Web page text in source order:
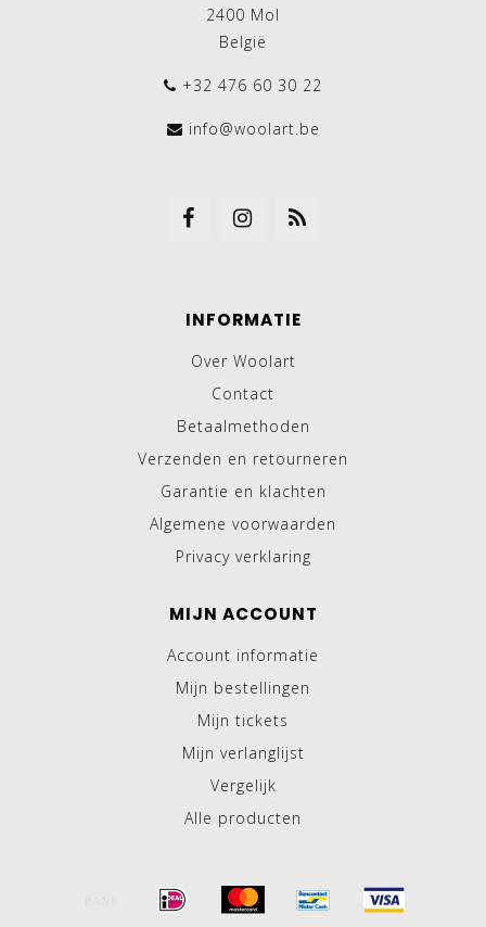
2400 Mol
België
+32 476 60 30 22
info@woolart.be
INFORMATIE
Over Woolart
Contact
Betaalmethoden
Verzenden en retourneren
Garantie en klachten
Algemene voorwaarden
Privacy verklaring
MIJN ACCOUNT
Account informatie
Mijn bestellingen
Mijn tickets
Mijn verlanglijst
Vergelijk
Alle producten